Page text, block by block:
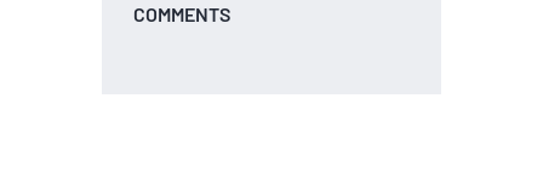
COMMENTS